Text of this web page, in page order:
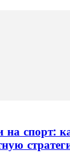
на спорт: